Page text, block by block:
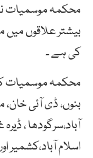
بیشتر علاقوں
کی ہے ۔
محکمہ موسمیات کے
بنوں، ڈی آئی خان،
آباد،سرگودھا ،
اسلام